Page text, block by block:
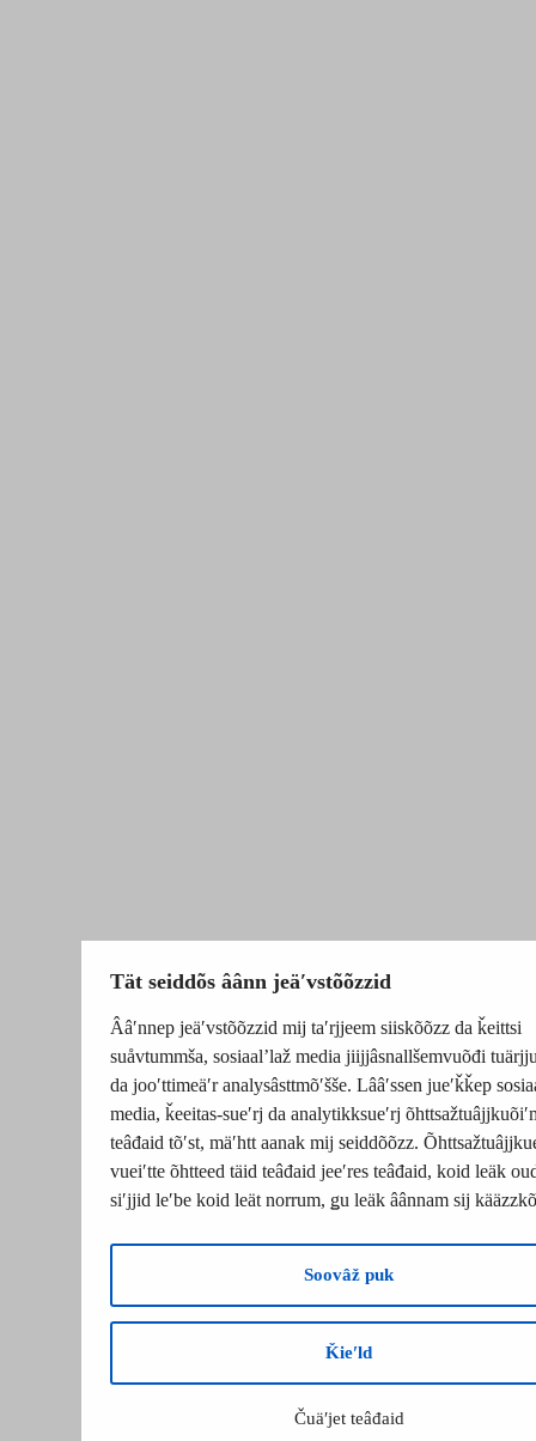
Tät seiddõs âânn jeäʹvstõõzzid
Ââʹnnep jeäʹvstõõzzid mij taʹrjjeem siiskõõzz da ǩeittsi
suåvtummša, sosiaalʼlaž media jiijjâsnallšemvuõđi
da jooʹttimeäʹr analysâsttmõʹšše. Lââʹssen jueʹǩǩep
media, ǩeeitas-sueʹrj da analytikksueʹrj
teâđaid tõʹst, mäʹhtt aanak mij seiddõõzz.
vueiʹtte õhtteed täid teâđaid jeeʹres teâđaid, koid leäk
siʹjjid leʹbe koid leät norrum, ǥu leäk âânnam sij
Soovâž puk
Ǩieʹld
Čuäʹjet teâđaid